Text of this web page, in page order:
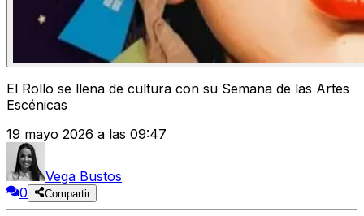
El Rollo se llena de cultura con su Semana de las Artes
Escénicas
19 mayo 2026 a las 09:47
Vega Bustos
0
Compartir